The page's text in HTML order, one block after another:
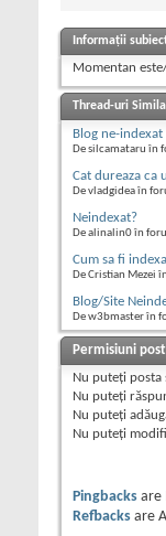
Informații
Momentan
Thread-uri
Blog ne-indexat
De silcamataru în
Cat dureaza ca
De vladgidea în
Neindexat?
De alinalin0 în
Cum sa fi
De Cristian Mezei
Blog/Site
De w3bmaster în
Permisiuni
Nu puteţi posta
Nu puteţi
Nu puteţi
Nu puteţi
Pingbacks are
Refbacks are